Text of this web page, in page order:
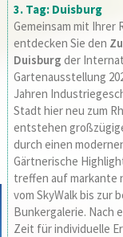
3. Tag: Duisburg
Gemeinsam mit Ihrer
entdecken Sie den
Duisburgder
Gartenausstellung
Jahren
Stadt hier neu zum
entstehen
durch einen
Gärtnerische
treffen auf markante
vom SkyWalk bis zur
Bunkergalerie. Nach
Zeit für individuelle